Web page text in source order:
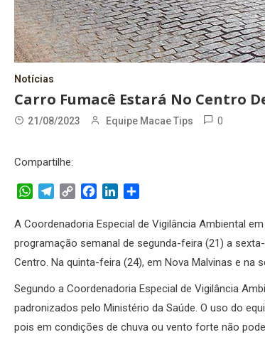
Notícias
Carro Fumacê Estará No Centro
21/08/2023 Equipe Macae Tips 0
Compartilhe:
WhatsApp
Telegram
Copy
FacebookLinkedIn
A Coordenadoria Especial de Vigilância Ambiental
programação semanal de segunda-feira (21) a
Centro. Na quinta-feira (24), em Nova Malvinas e na
Segundo a Coordenadoria Especial de Vigilância
padronizados pelo Ministério da Saúde. O uso do
pois em condições de chuva ou vento forte não